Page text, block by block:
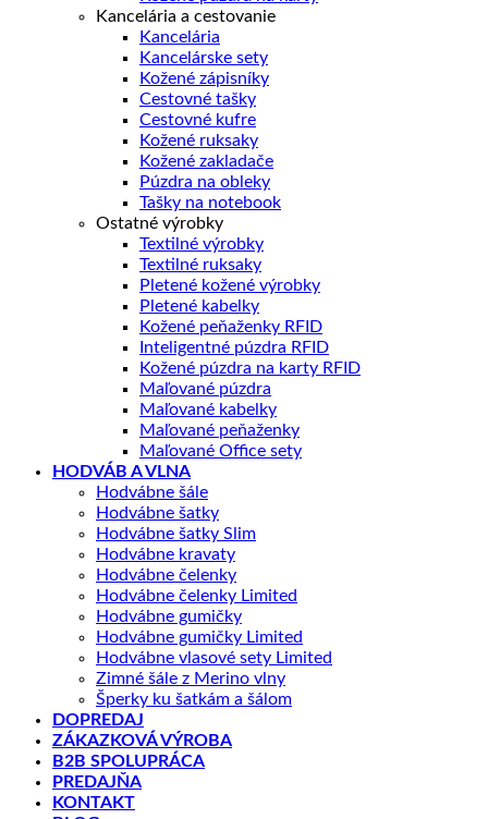
Kancelária a cestovanie
Kancelária
Kancelárske sety
Kožené zápisníky
Cestovné tašky
Cestovné kufre
Kožené ruksaky
Kožené zakladače
Púzdra na obleky
Tašky na notebook
Ostatné výrobky
Textilné výrobky
Textilné ruksaky
Pletené kožené výrobky
Pletené kabelky
Kožené peňaženky RFID
Inteligentné púzdra RFID
Kožené púzdra na karty RFID
Maľované púzdra
Maľované kabelky
Maľované peňaženky
Maľované Office sety
HODVÁB A VLNA
Hodvábne šále
Hodvábne šatky
Hodvábne šatky Slim
Hodvábne kravaty
Hodvábne čelenky
Hodvábne čelenky Limited
Hodvábne gumičky
Hodvábne gumičky Limited
Hodvábne vlasové sety Limited
Zimné šále z Merino vlny
Šperky ku šatkám a šálom
DOPREDAJ
ZÁKAZKOVÁ VÝROBA
B2B SPOLUPRÁCA
PREDAJŇA
KONTAKT